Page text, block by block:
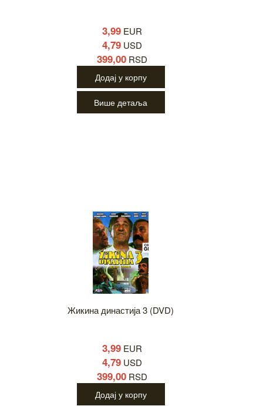
3,99 EUR
4,79 USD
399,00 RSD
Додај у корпу
Више детаља
Жикина династија 3 (DVD)
3,99 EUR
4,79 USD
399,00 RSD
Додај у корпу